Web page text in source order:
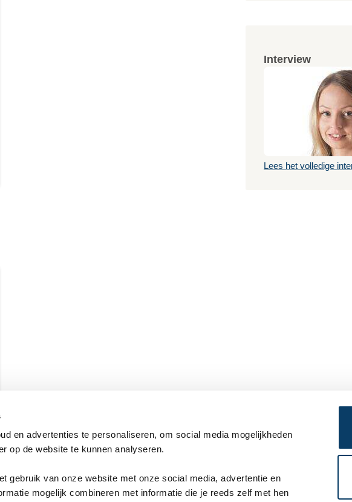
en advertenties te personaliseren, om social media mogelijkheden
op de website te kunnen analyseren.
gebruik van onze website met onze social media, advertentie en
mogelijk combineren met informatie die je reeds zelf met hen
Interview
Lees het volledige